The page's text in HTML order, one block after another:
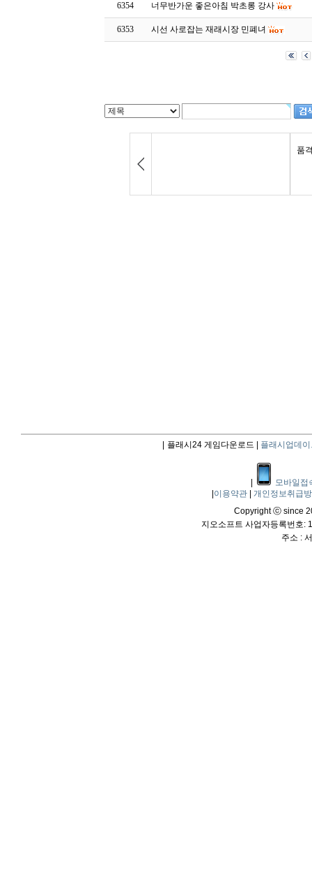
6354 너무반가운 좋은아침 박초롱 강사
6353 시선 사로잡는 재래시장 민폐녀
플래시24 게임다운로드 | 플래시업데이
모바일접
이용약관
개인정보취급
Copyright ⓒ since
지오소프트 사업자등록번호:
주소 :